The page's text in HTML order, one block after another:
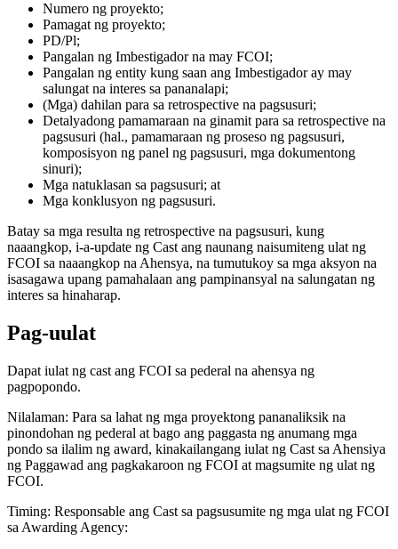
Numero ng proyekto;
Pamagat ng proyekto;
PD/Pl;
Pangalan ng Imbestigador na may FCOI;
Pangalan ng entity kung saan ang Imbestigador ay may
salungat na interes sa pananalapi;
(Mga) dahilan para sa retrospective na pagsusuri;
Detalyadong pamamaraan na ginamit para sa retrospective na
pagsusuri (hal., pamamaraan ng proseso ng pagsusuri,
komposisyon ng panel ng pagsusuri, mga dokumentong
sinuri);
Mga natuklasan sa pagsusuri; at
Mga konklusyon ng pagsusuri.
Batay sa mga resulta ng retrospective na pagsusuri, kung
naaangkop, i-a-update ng Cast ang naunang naisumiteng ulat ng
FCOI sa naaangkop na Ahensya, na tumutukoy sa mga aksyon na
isasagawa upang pamahalaan ang pampinansyal na salungatan ng
interes sa hinaharap.
Pag-uulat
Dapat iulat ng cast ang FCOI sa pederal na ahensya ng
pagpopondo.
Nilalaman: Para sa lahat ng mga proyektong pananaliksik na
pinondohan ng pederal at bago ang paggasta ng anumang mga
pondo sa ilalim ng award, kinakailangang iulat ng Cast sa Ahensiya
ng Paggawad ang pagkakaroon ng FCOI at magsumite ng ulat ng
FCOI.
Timing: Responsable ang Cast sa pagsusumite ng mga ulat ng FCOI
sa Awarding Agency: